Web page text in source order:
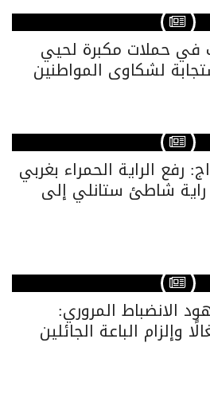
في حملات مكبرة لحيي
لشكاوى المواطنين
رفع الراية الحمراء بغربي
راية شاطئ ستانلي إلى
المروري:
على 35 إشغالًا وإلزام الباعة الجائلين